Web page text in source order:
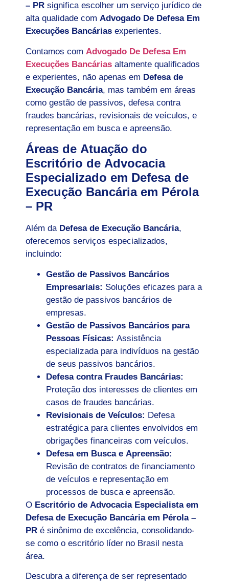
– PR significa escolher um serviço jurídico de
alta qualidade com Advogado De Defesa Em
Execuções Bancárias experientes.
Contamos com Advogado De Defesa Em
Execuções Bancárias altamente qualificados
e experientes, não apenas em Defesa de
Execução Bancária, mas também em áreas
como gestão de passivos, defesa contra
fraudes bancárias, revisionais de veículos, e
representação em busca e apreensão.
Áreas de Atuação do
Escritório de Advocacia
Especializado em Defesa de
Execução Bancária em Pérola
– PR
Além da Defesa de Execução Bancária,
oferecemos serviços especializados,
incluindo:
Gestão de Passivos Bancários
Empresariais: Soluções eficazes para a
gestão de passivos bancários de
empresas.
Gestão de Passivos Bancários para
Pessoas Físicas: Assistência
especializada para indivíduos na gestão
de seus passivos bancários.
Defesa contra Fraudes Bancárias:
Proteção dos interesses de clientes em
casos de fraudes bancárias.
Revisionais de Veículos: Defesa
estratégica para clientes envolvidos em
obrigações financeiras com veículos.
Defesa em Busca e Apreensão:
Revisão de contratos de financiamento
de veículos e representação em
processos de busca e apreensão.
O Escritório de Advocacia Especialista em
Defesa de Execução Bancária em Pérola –
PR é sinônimo de excelência, consolidando-
se como o escritório líder no Brasil nesta
área.
Descubra a diferença de ser representado